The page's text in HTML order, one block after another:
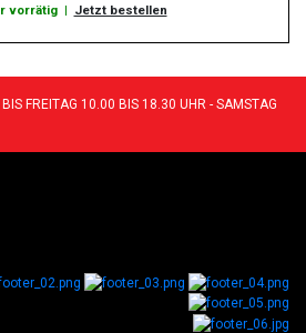
vorrätig | Jetzt bestellen
FREITAG 10.00 BIS 18.30 UHR - SAMSTAG